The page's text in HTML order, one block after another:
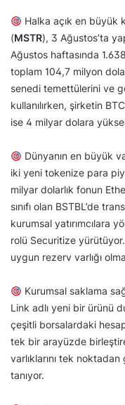
Halka açık en büyük
(MSTR), 3 Ağustos’ta
Ağustos haftasında
toplam 104,7 milyon
senedi temettülerini ve
kullanılırken, şirketin
ise 4 milyar dolara
Dünyanın en büyük
iki yeni tokenize para
milyar dolarlık fonun
sınıfı olan BSTBL’de
kurumsal yatırımcılara
rolü Securitize
uygun rezerv varlığı
Kurumsal saklama
Link adlı yeni bir ürünü
çeşitli borsalardaki
tek bir arayüzde
varlıklarını tek
tanıyor.